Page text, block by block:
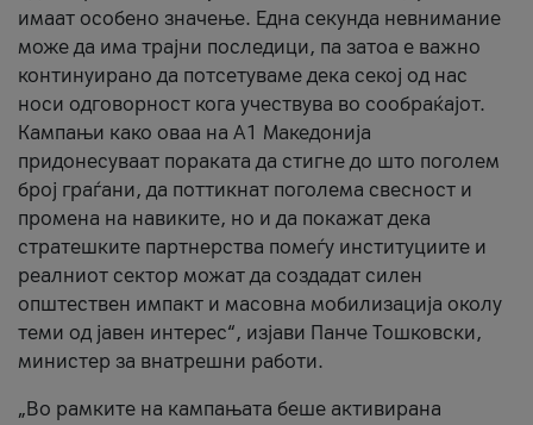
имаат особено значење. Една секунда невнимание
може да има трајни последици, па затоа е важно
континуирано да потсетуваме дека секој од нас
носи одговорност кога учествува во сообраќајот.
Кампањи како оваа на A1 Македонија
придонесуваат пораката да стигне до што поголем
број граѓани, да поттикнат поголема свесност и
промена на навиките, но и да покажат дека
стратешките партнерства помеѓу институциите и
реалниот сектор можат да создадат силен
општествен импакт и масовна мобилизација околу
теми од јавен интерес“, изјави Панче Тошковски,
министер за внатрешни работи.
„Во рамките на кампањата беше активирана